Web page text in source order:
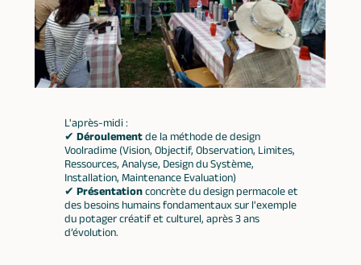
L'après-midi :
✔ Déroulementde la méthode de design
Voolradime (Vision, Objectif, Observation, Limites,
Ressources, Analyse, Design du Système,
Installation, Maintenance Evaluation)
✔ Présentationconcrète du design permacole et
des besoins humains fondamentaux sur l'exemple
du potager créatif et culturel, après 3 ans
d’évolution.